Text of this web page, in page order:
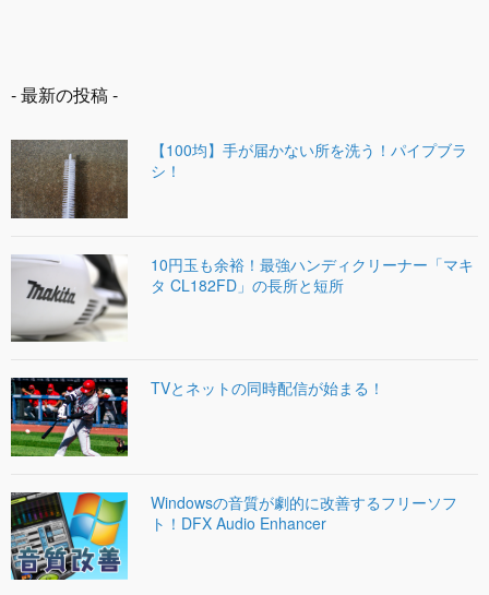
- 最新の投稿 -
【100均】手が届かない所を洗う！パイプブラ
シ！
10円玉も余裕！最強ハンディクリーナー「マキ
タ CL182FD」の長所と短所
TVとネットの同時配信が始まる！
Windowsの音質が劇的に改善するフリーソフ
ト！DFX Audio Enhancer